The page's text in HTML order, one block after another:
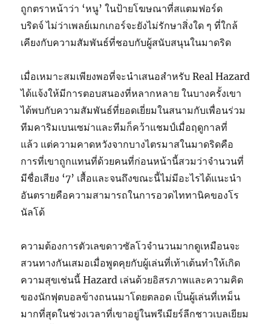
ถูกตราหน้าว่า ‘หนู’ ในป้ายโฆษณาที่สแตมฟอร์ด
บริดจ์ ไม่ว่าเพลย์เมกเกอร์จะยังไม่รักษาสิ่งใด ๆ ที่ใกล้
เคียงกับความสัมพันธ์ที่ชอบกับผู้สนับสนุนในมาดริด
เมื่อเหมาะสมเพียงพอที่จะนำเสนอสำหรับ Real Hazard
ได้แจ้งให้มีการตอบสนองที่หลากหลาย ในบางครั้งเขา
ได้พบกับความสัมพันธ์ที่ยอดเยี่ยมในสนามกับเพื่อนร่วม
ทีมคาริมเบนเซม่าและทีมก็คว้าแชมป์เมื่อฤดูกาลที่
แล้ว แต่ความคาดหวังจากบางไตรมาสในมาดริดคือ
การที่เขาถูกแทนที่ด้วยคนที่ก่อนหน้านี้สวมว่าจำนวนที่
มีชื่อเสียง ‘7’ เสื้อและจนถึงขณะนี้ไม่มีอะไรได้แนะนำ
อันตรายคือความสามารถในการอวดไททานิคของโร
นัลโด้
ความต้องการตัวเลขดาวซัลโวจำนวนมากดูเหมือนจะ
สวนทางกันเสมอเมื่อพูดคุยกับผู้เล่นที่เท้าเต้นทำให้เกิด
ความสุขเช่นนี้ Hazard เล่นด้วยอิสรภาพและความคิด
ของนักฟุตบอลข้างถนนมาโดยตลอด เป็นผู้เล่นที่เหม็น
มากที่สุดในช่วงเวลาที่เขาอยู่ในพรีเมียร์ลีกชาวเบลเยียม